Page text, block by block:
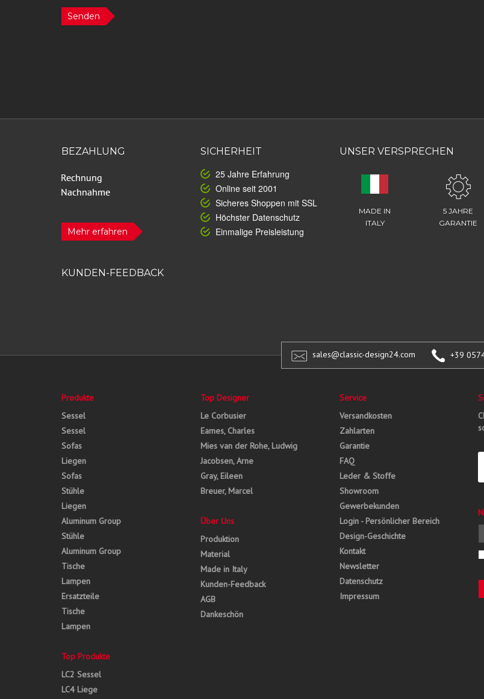
Senden
BEZAHLUNG
Mehr erfahren
SICHERHEIT
25 Jahre Erfahrung
Online seit 2001
Sicheres Shoppen mit SSL
Höchster Datenschutz
Einmalige Preisleistung
UNSER VERSPRECHEN
MADE IN
ITALY
5 JAHRE
GARANTIE
KUNDEN-FEEDBACK
sales@classic-design24.com +39
Produkte
Sessel
Sessel
Sofas
Liegen
Sofas
Stühle
Liegen
Aluminum Group
Stühle
Aluminum Group
Tische
Lampen
Ersatzteile
Tische
Lampen
Top Produkte
LC2 Sessel
LC4 Liege
Top Designer
Le Corbusier
Eames, Charles
Mies van der Rohe, Ludwig
Jacobsen, Arne
Gray, Eileen
Breuer, Marcel
Über Uns
Produktion
Material
Made in Italy
Kunden-Feedback
AGB
Dankeschön
Service
Versandkosten
Zahlarten
Garantie
FAQ
Leder & Stoffe
Showroom
Gewerbekunden
Login - Persönlicher Bereich
Design-Geschichte
Kontakt
Newsletter
Datenschutz
Impressum